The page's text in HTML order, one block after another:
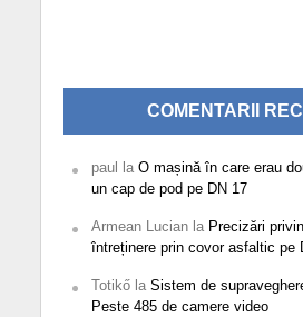
COMENTARII
paul la O mașină în care erau
un cap de pod pe DN 17
Armean Lucianla Precizări
întreținere prin covor asfaltic pe
Totikőla Sistem de
Peste 485 de camere video